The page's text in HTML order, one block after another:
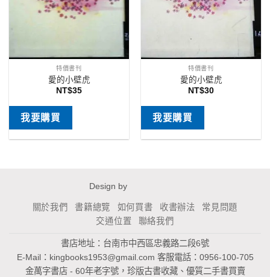
特價書刊
愛的小壁虎
NT$35
我要購買
特價書刊
愛的小壁虎
NT$30
我要購買
Design by
關於我們 書籍總覽 如何買書 收書辦法
常見問題
交通位置
聯絡我們
書店地址：台南市中西區忠義路二段6號
E-Mail： kingbooks1953@gmail.com 客服電話：0956-100-705
金萬字書店 - 60年老字號，珍版古書收藏、優質二手書買賣